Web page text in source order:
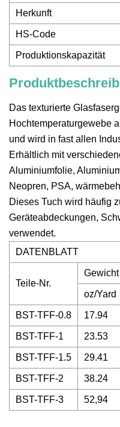
Herkunft
HS-Code
Produktionskapazität
Das texturierte
Hochtemperaturgewebe
und wird in fast allen
Erhältlich mit
Aluminiumfolie,
Neopren, PSA,
Dieses Tuch wird häufig
Geräteabdeckungen,
verwendet.
DATENBLATT
Teile-Nr.
Gewicht
oz/Yard
BST-TFF-0.8 17.94
BST-TFF-1 23.53
BST-TFF-1.5 29.41
BST-TFF-2 38.24
BST-TFF-3 52,94